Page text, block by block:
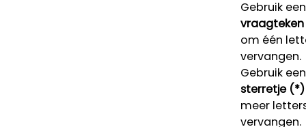
Gebruik een
om één
vervangen.
Gebruik een
sterretje (*)
meer
vervangen.